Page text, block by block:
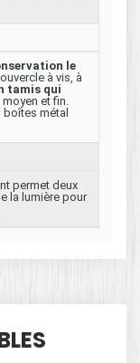
le
à vis, à
tamis qui
et fin.
métal
permet deux
la lumière pour